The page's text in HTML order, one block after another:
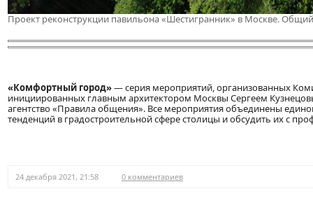
Проект реконструкции павильона «Шестигранник» в Москве.
«Комфортный город»— серия мероприятий, организованных
инициированных главным архитектором Москвы Сергеем
агентство «Правила общения». Все мероприятия объединены
тенденций в градостроительной сфере столицы и обсудить их с
24 декабря 2021, 21:58 0 комментариев